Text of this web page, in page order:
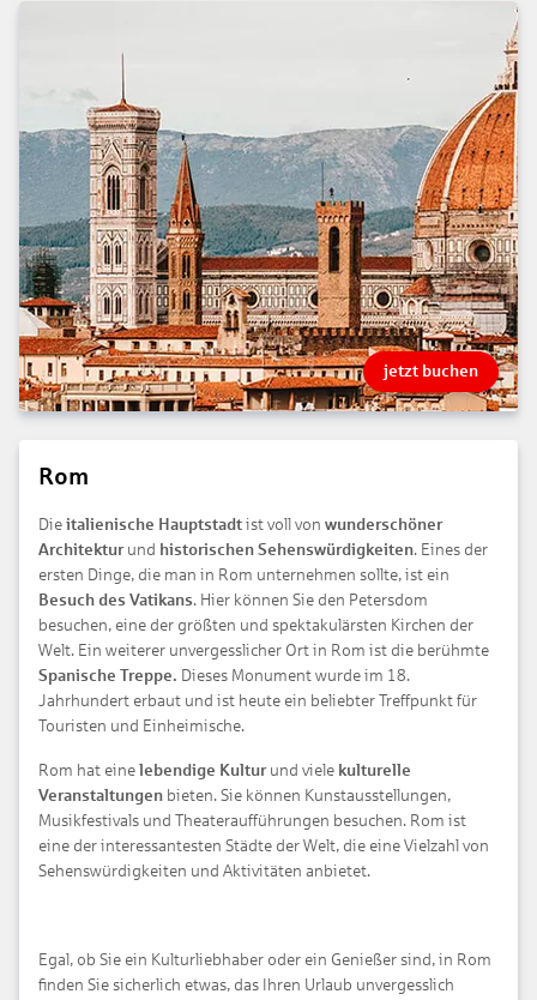
jetzt buchen
Rom
Die italienische Hauptstadt ist voll von wunderschöner
Architekturund historischen Sehenswürdigkeiten. Eines der
ersten Dinge, die man in Rom unternehmen sollte, ist ein
Besuch des Vatikans. Hier können Sie den Petersdom
besuchen, eine der größten und spektakulärsten Kirchen der
Welt. Ein weiterer unvergesslicher Ort in Rom ist die berühmte
Spanische Treppe. Dieses Monument wurde im 18.
Jahrhundert erbaut und ist heute ein beliebter Treffpunkt für
Touristen und Einheimische.
Rom hat eine lebendige Kultur und viele kulturelle
Veranstaltungen bieten. Sie können Kunstausstellungen,
Musikfestivals und Theateraufführungen besuchen. Rom ist
eine der interessantesten Städte der Welt, die eine Vielzahl von
Sehenswürdigkeiten und Aktivitäten anbietet.
Egal, ob Sie ein Kulturliebhaber oder ein Genießer sind, in Rom
finden Sie sicherlich etwas, das Ihren Urlaub unvergesslich